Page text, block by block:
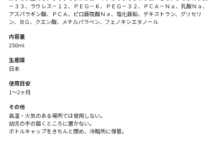
－３３、ラウレス－１２、ＰＥＧ－６、ＰＥＧ－３２、ＰＣＡ－Ｎａ、乳酸Ｎａ、
アスパラギン酸、ＰＣＡ、ピロ亜硫酸Ｎａ、塩化亜鉛、デキストラン、グリセリ
ン、ＢＧ、クエン酸、メチルパラベン、フェノキシエタノール
内容量
250ml
生産国
日本
使用目安
1～2ヶ月
その他
高温・火気のある場所では使用しない。
幼児の手の届くところに置かない。
ボトルキャップをきちんと閉め、冷暗所に保管。